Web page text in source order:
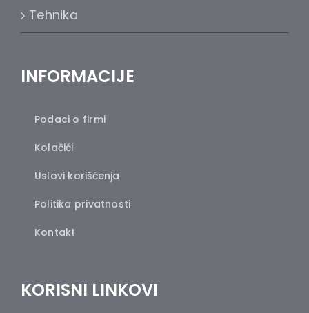
Tehnika
INFORMACIJE
Podaci o firmi
Kolačići
Uslovi korišćenja
Politika privatnosti
Kontakt
KORISNI LINKOVI